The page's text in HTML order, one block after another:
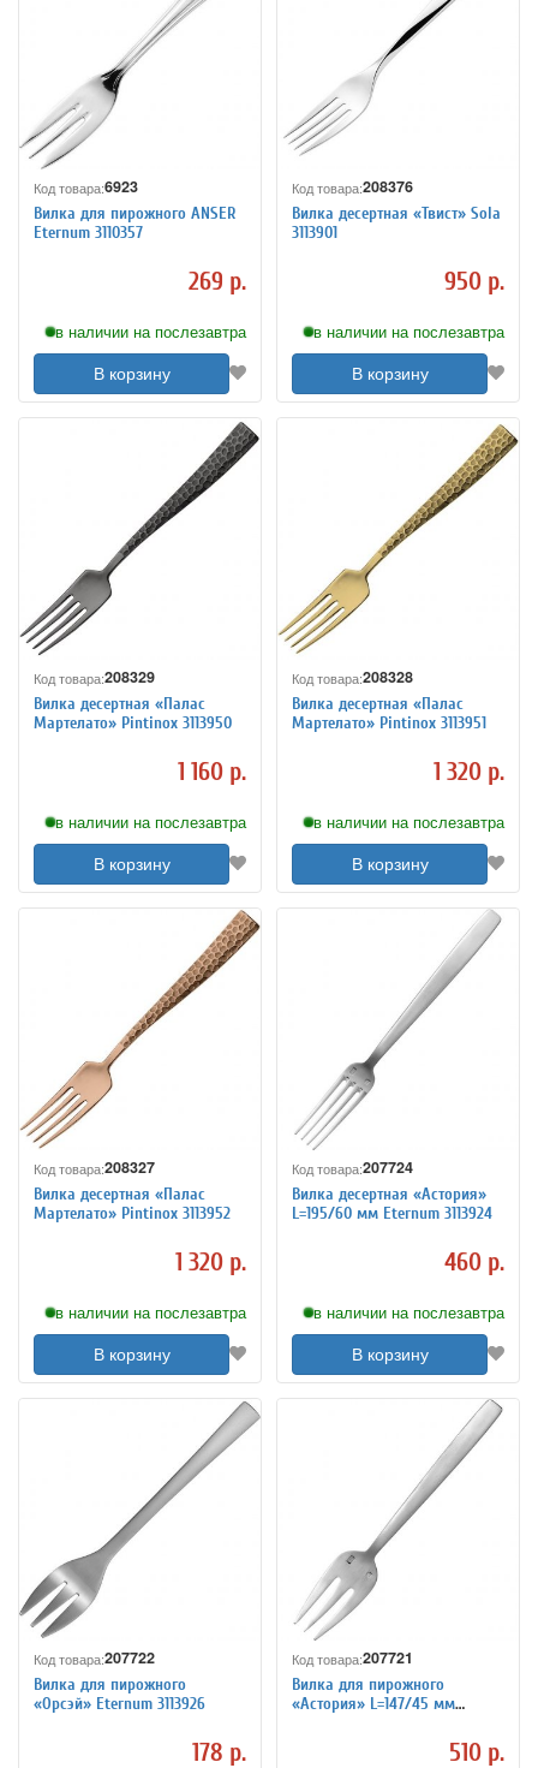
Код товара:6923
Вилка для пирожного ANSER
Eternum 3110357
269 р.
в наличии на послезавтра
В корзину
Код товара:208376
Вилка десертная «Твист» Sola
3113901
950 р.
в наличии на послезавтра
В корзину
Код товара:208329
Вилка десертная «Палас
Мартелато» Pintinox 3113950
1 160 р.
в наличии на послезавтра
В корзину
Код товара:208328
Вилка десертная «Палас
Мартелато» Pintinox 3113951
1 320 р.
в наличии на послезавтра
В корзину
Код товара:208327
Вилка десертная «Палас
Мартелато» Pintinox 3113952
1 320 р.
в наличии на послезавтра
В корзину
Код товара:207724
Вилка десертная «Астория»
L=195/60 мм Eternum 3113924
460 р.
в наличии на послезавтра
В корзину
Код товара:207722
Вилка для пирожного
«Орсэй» Eternum 3113926
178 р.
Код товара:207721
Вилка для пирожного
«Астория» L=147/45 мм
510 р.